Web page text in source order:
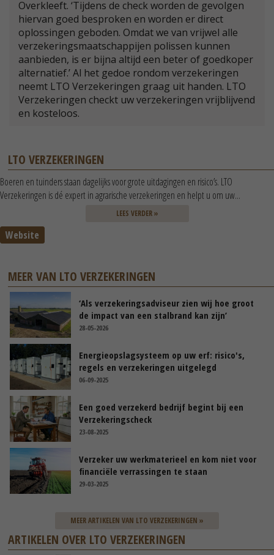
Overkleeft. ‘Tijdens de check worden de gevolgen
hiervan goed besproken en worden er direct
oplossingen geboden. Omdat we van vrijwel alle
verzekeringsmaatschappijen polissen kunnen
aanbieden, is er bijna altijd een beter of goedkoper
alternatief.’ Al het gedoe rondom verzekeringen
neemt LTO Verzekeringen graag uit handen. LTO
Verzekeringen checkt uw verzekeringen vrijblijvend
en kosteloos.
LTO VERZEKERINGEN
Boeren en tuinders staan dagelijks voor grote uitdagingen en risico’s. LTO
Verzekeringen is dé expert in agrarische verzekeringen en helpt u om uw...
LEES VERDER »
Website
MEER VAN LTO VERZEKERINGEN
‘Als verzekeringsadviseur zien wij hoe groot
de impact van een stalbrand kan zijn’
28-05-2026
Energieopslagsysteem op uw erf: risico's,
regels en verzekeringen uitgelegd
06-09-2025
Een goed verzekerd bedrijf begint bij een
Verzekeringscheck
23-08-2025
Verzeker uw werkmaterieel en kom niet voor
financiële verrassingen te staan
29-03-2025
MEER ARTIKELEN VAN LTO VERZEKERINGEN »
ARTIKELEN OVER LTO VERZEKERINGEN